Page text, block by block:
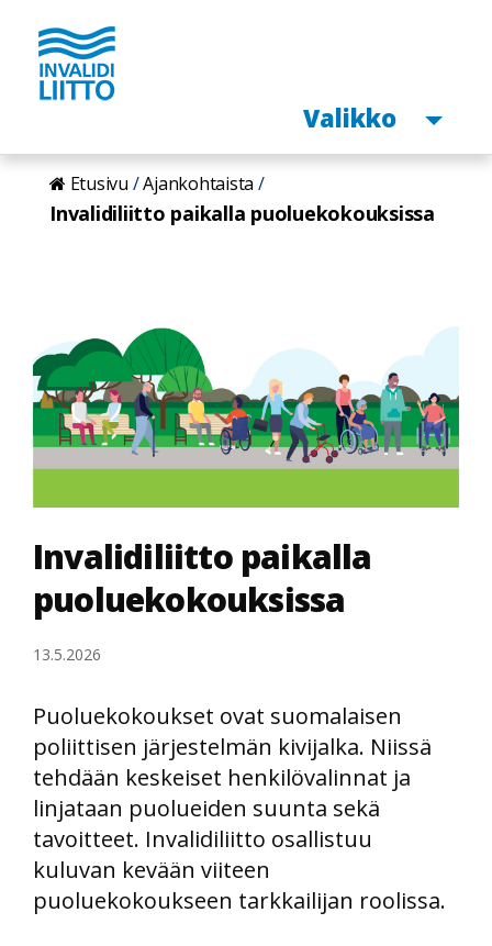
Hyppää
pääsisältöön
Avaa
Valikko
Etusivu Ajankohtaista
Invalidiliitto paikalla puoluekokouksissa
Invalidiliitto paikalla
puoluekokouksissa
13.5.2026
Puoluekokoukset ovat suomalaisen
poliittisen järjestelmän kivijalka. Niissä
tehdään keskeiset henkilövalinnat ja
linjataan puolueiden suunta sekä
tavoitteet. Invalidiliitto osallistuu
kuluvan kevään viiteen
puoluekokoukseen tarkkailijan roolissa.